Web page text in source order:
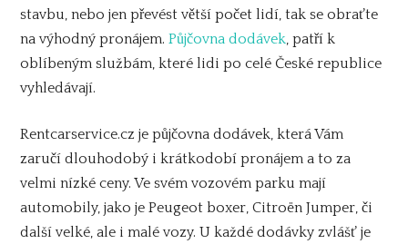
stavbu, nebo jen převést větší počet lidí, tak se obraťte
na výhodný pronájem.Půjčovna dodávek, patří k
oblíbeným službám, které lidi po celé České republice
vyhledávají.
Rentcarservice.cz je půjčovna dodávek, která Vám
zaručí dlouhodobý i krátkodobí pronájem a to za
velmi nízké ceny. Ve svém vozovém parku mají
automobily, jako je Peugeot boxer,Citroën Jumper, či
další velké, ale i malé vozy. U každé dodávky zvlášť je